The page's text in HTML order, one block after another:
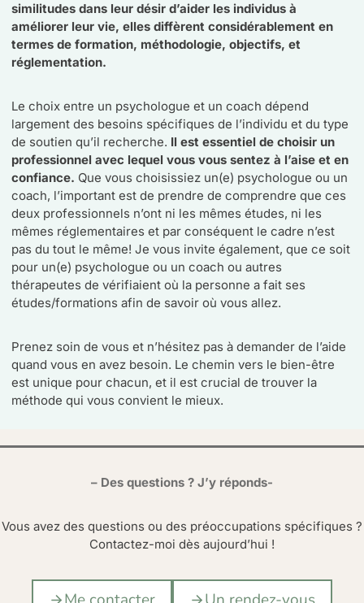
similitudes dans leur désir d’aider les individus à
améliorer leur vie, elles diffèrent considérablement en
termes de formation, méthodologie, objectifs, et
réglementation.
Le choix entre un psychologue et un coach dépend
largement des besoins spécifiques de l’individu et du type
de soutien qu’il recherche. Il est essentiel de choisir un
professionnel avec lequel vous vous sentez à l’aise et en
confiance. Que vous choisissiez un(e) psychologue ou un
coach, l’important est de prendre de comprendre que ces
deux professionnels n’ont ni les mêmes études, ni les
mêmes réglementaires et par conséquent le cadre n’est
pas du tout le même! Je vous invite également, que ce soit
pour un(e) psychologue ou un coach ou autres
thérapeutes de vérifiaient où la personne a fait ses
études/formations afin de savoir où vous allez.
Prenez soin de vous et n’hésitez pas à demander de l’aide
quand vous en avez besoin. Le chemin vers le bien-être
est unique pour chacun, et il est crucial de trouver la
méthode qui vous convient le mieux.
– Des questions ? J’y réponds-
Vous avez des questions ou des préoccupations spécifiques ?
Contactez-moi dès aujourd’hui !